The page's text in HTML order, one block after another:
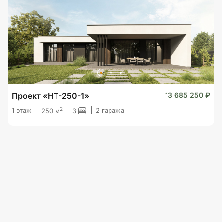
Проект «HT-250-1» 13 685 250 ₽
1 этаж 250 м2 3 2 гаража